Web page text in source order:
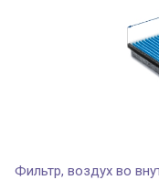
Фильтр, воздух во